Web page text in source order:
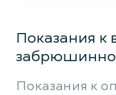
Показания
Показания к